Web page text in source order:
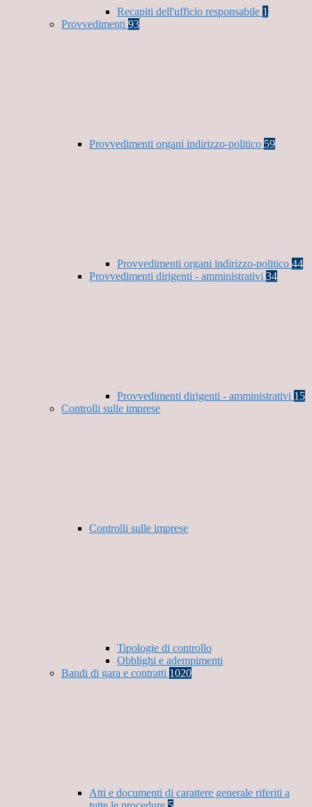
Recapiti dell'ufficio responsabile 1
Provvedimenti 93
Provvedimenti organi indirizzo-politico 59
Provvedimenti organi indirizzo-politico 44
Provvedimenti dirigenti - amministrativi 34
Provvedimenti dirigenti - amministrativi 15
Controlli sulle imprese
Controlli sulle imprese
Tipologie di controllo
Obblighi e adempimenti
Bandi di gara e contratti 1020
Atti e documenti di carattere generale riferiti a